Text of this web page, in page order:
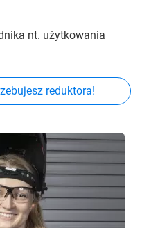
nt. użytkowania
reduktora!